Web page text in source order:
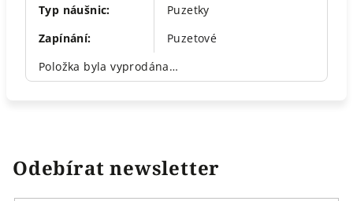
Typ náušnic:
Puzetky
Zapínání:
Puzetové
Položka byla vyprodána…
Odebírat newsletter